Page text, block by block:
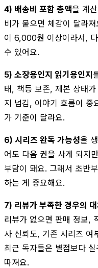
4) 배송비 포함 총액을 계
비가 붙으면 체감이 달라
이 6,000원 이상이라서,
수 있어요.
5) 소장용인지 읽기용인지
태, 책등 보존, 제본 상태
지 넘김, 이야기 흐름이 중
가 기준이 달라요.
6) 시리즈 완독 가능성을
어도 다음 권을 사게 되지
부담이 돼요. 그래서 초반
하는 게 중요해요.
7) 리뷰가 부족한 경우의
리뷰가 없으면 판매 정보,
사 신뢰도, 기존 시리즈 여
최근 독자들은 별점보다
따져요.